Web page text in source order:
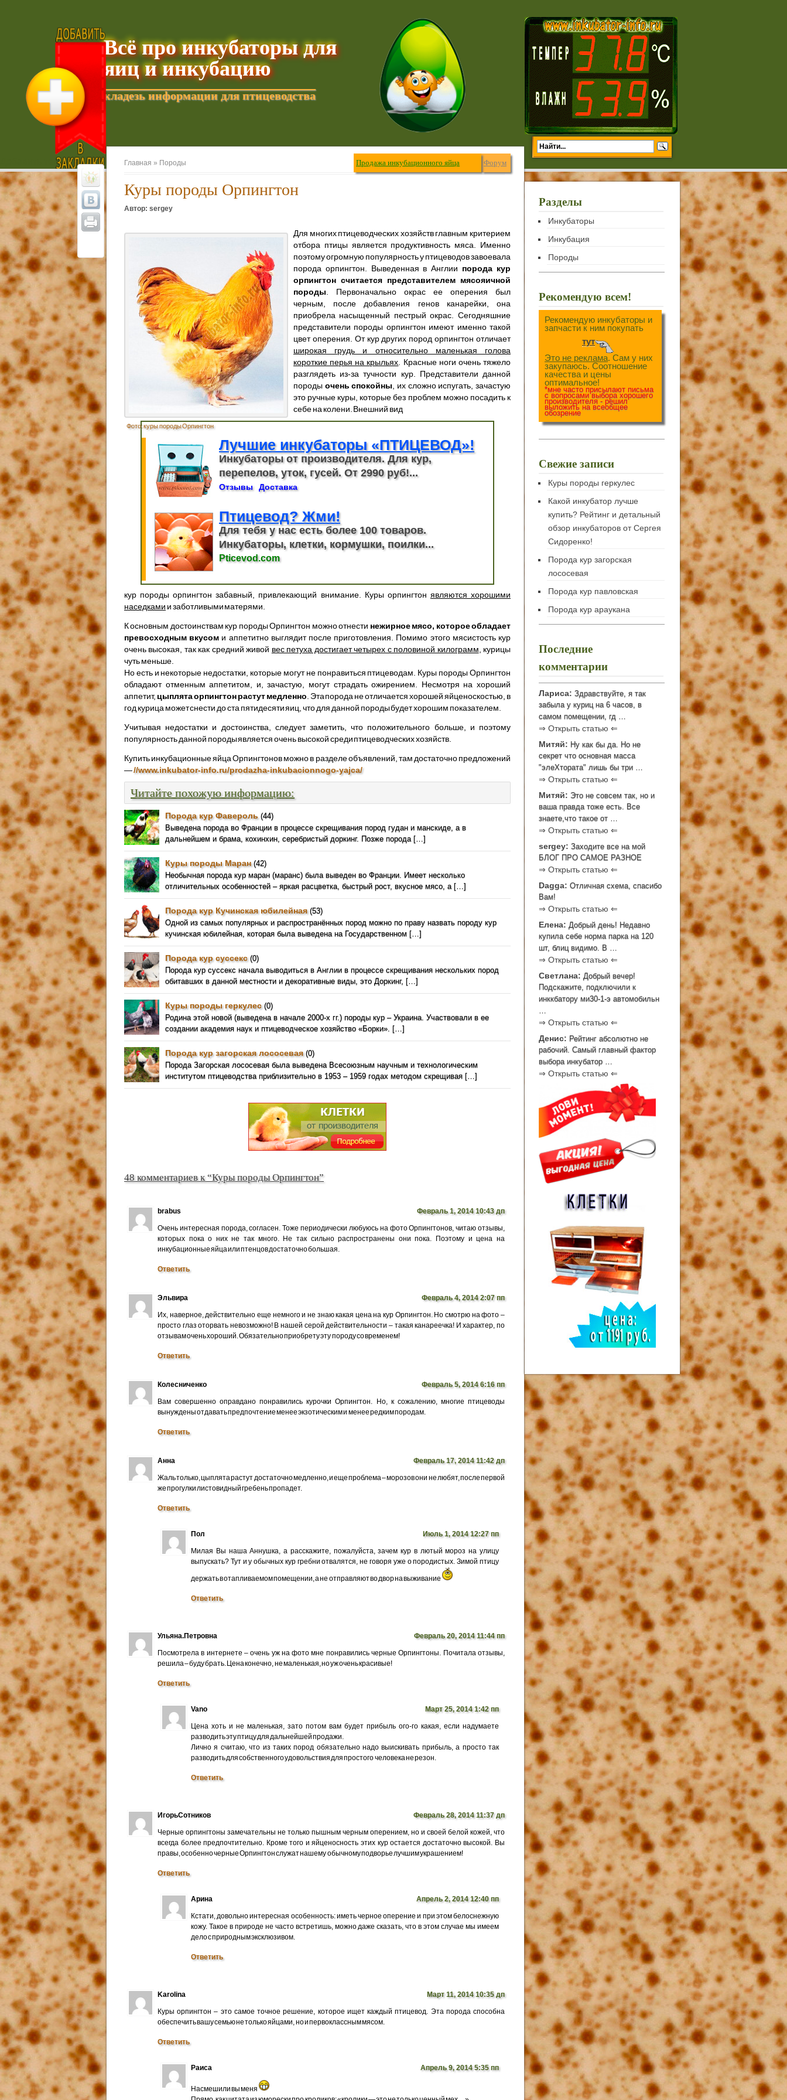
Всё про инкубаторы для
яиц и инкубацию
кладезь информации для птицеводства
Добавить текущую страницу в Избранное Форум
Продажа инкубационного яйца
Главная » Породы
Куры породы Орпингтон
Автор: sergey
Фото: куры породы Орпингтон
Для многих птицеводческих хозяйств главным критерием
отбора птицы является продуктивность мяса. Именно
поэтому огромную популярность у птицеводов завоевала
порода орпингтон. Выведенная в Англии порода кур
орпингтон считается представителем мясояичной
породы . Первоначально окрас ее оперения был
черным, после добавления генов канарейки, она
приобрела насыщенный пестрый окрас. Сегодняшние
представители породы орпингтон имеют именно такой
цвет оперения. От кур других пород орпингтон отличает
широкая грудь и относительно маленькая голова
короткие перья на крыльях . Красные ноги очень тяжело
разглядеть из-за тучности кур. Представители данной
породы очень спокойны , их сложно испугать, зачастую
это ручные куры, которые без проблем можно посадить к
себе на колени. Внешний вид
Лучшие инкубаторы «ПТИЦЕВОД»!
Инкубаторы от производителя. Для кур,
перепелов, уток, гусей. От 2990 руб!...
Отзывы Доставка
Птицевод? Жми!
Для тебя у нас есть более 100 товаров.
Инкубаторы, клетки, кормушки, поилки...
Pticevod.com
кур породы орпингтон забавный, привлекающий внимание. Куры орпингтон являются хорошими
наседками и заботливыми матерями.
К основным достоинствам кур породы Орпингтон можно отнести нежирное мясо, которое обладает
превосходным вкусом и аппетитно выглядит после приготовления. Помимо этого мясистость кур
очень высокая, так как средний живой вес петуха достигает четырех с половиной килограмм , курицы
чуть меньше.
Но есть и некоторые недостатки, которые могут не понравиться птицеводам. Куры породы Орпингтон
обладают отменным аппетитом, и, зачастую, могут страдать ожирением. Несмотря на хороший
аппетит, цыплята орпингтон растут медленно . Эта порода не отличается хорошей яйценоскостью, в
год курица может снести до ста пятидесяти яиц, что для данной породы будет хорошим показателем.
Учитывая недостатки и достоинства, следует заметить, что положительного больше, и поэтому
популярность данной породы является очень высокой среди птицеводческих хозяйств.
Купить инкубационные яйца Орпингтонов можно в разделе объявлений, там достаточно предложений
—//www.inkubator-info.ru/prodazha-inkubacionnogo-yajca/
Читайте похожую информацию:
Порода кур Фавероль(44)
Выведена порода во Франции в процессе скрещивания пород гудан и манскиде, а в
дальнейшем и брама, кохинхин, серебристый доркинг. Позже порода […]
Куры породы Маран(42)
Необычная порода кур маран (маранс) была выведен во Франции. Имеет несколько
отличительных особенностей – яркая расцветка, быстрый рост, вкусное мясо, а […]
Порода кур Кучинская юбилейная(53)
Одной из самых популярных и распространённых пород можно по праву назвать породу кур
кучинская юбилейная, которая была выведена на Государственном […]
Порода кур суссекс(0)
Порода кур суссекс начала выводиться в Англии в процессе скрещивания нескольких пород
обитавших в данной местности и декоративные виды, это Доркинг, […]
Куры породы геркулес(0)
Родина этой новой (выведена в начале 2000-х гг.) породы кур – Украина. Участвовали в ее
создании академия наук и птицеводческое хозяйство «Борки». […]
Порода кур загорская лососевая(0)
Порода Загорская лососевая была выведена Всесоюзным научным и технологическим
институтом птицеводства приблизительно в 1953 – 1959 годах методом скрещивая […]
48 комментариев к “Куры породы Орпингтон”
brabus Февраль 1, 2014 10:43 дп
Очень интересная порода, согласен. Тоже периодически любуюсь на фото Орпингтонов, читаю отзывы,
которых пока о них не так много. Не так сильно распространены они пока. Поэтому и цена на
инкубационные яйца или птенцов достаточно большая.
Ответить
Эльвира Февраль 4, 2014 2:07 пп
Их, наверное, действительно еще немного и не знаю какая цена на кур Орпингтон. Но смотрю на фото –
просто глаз оторвать невозможно! В нашей серой действительности – такая канареечка! И характер, по
отзывам очень хороший. Обязательно приобрету эту породу со временем!
Ответить
Колесниченко Февраль 5, 2014 6:16 пп
Вам совершенно оправдано понравились курочки Орпингтон. Но, к сожалению, многие птицеводы
вынуждены отдавать предпочтение менее экзотическим и менее редким породам.
Ответить
Анна Февраль 17, 2014 11:42 дп
Жаль только, цыплята растут достаточно медленно, и еще проблема – морозов они не любят, после первой
же прогулки листовидный гребень пропадет.
Ответить
Пол Июль 1, 2014 12:27 пп
Милая Вы наша Аннушка, а расскажите, пожалуйста, зачем кур в лютый мороз на улицу
выпускать? Тут и у обычных кур гребни отвалятся, не говоря уже о породистых. Зимой птицу
держать в отапливаемом помещении, а не отправляют во двор на выживание
Ответить
Ульяна.Петровна Февраль 20, 2014 11:44 пп
Посмотрела в интернете – очень уж на фото мне понравились черные Орпингтоны. Почитала отзывы,
решила – буду брать. Цена конечно, не маленькая, но уж очень красивые!
Ответить
Vano Март 25, 2014 1:42 пп
Цена хоть и не маленькая, зато потом вам будет прибыль ого-го какая, если надумаете
разводить эту птицу для дальнейшей продажи.
Лично я считаю, что из таких пород обязательно надо выискивать прибыль, а просто так
разводить для собственного удовольствия для простого человека не резон.
Ответить
ИгорьСотников Февраль 28, 2014 11:37 дп
Черные орпингтоны замечательны не только пышным черным оперением, но и своей белой кожей, что
всегда более предпочтительно. Кроме того и яйценосность этих кур остается достаточно высокой. Вы
правы, особенно черные Орпингтон служат нашему обычному подворье лучшим украшением!
Ответить
Арина Апрель 2, 2014 12:40 пп
Кстати, довольно интересная особенность: иметь черное оперение и при этом белоснежную
кожу. Такое в природе не часто встретишь, можно даже сказать, что в этом случае мы имеем
дело с природным эксклюзивом.
Ответить
Karolina Март 11, 2014 10:35 дп
Куры орпингтон – это самое точное решение, которое ищет каждый птицевод. Эта порода способна
обеспечить вашу семью не только яйцами, но и первоклассным мясом.
Ответить
Раиса Апрель 9, 2014 5:35 пп
Насмешили вы меня
Разделы
Инкубаторы
Инкубация
Породы
Рекомендую всем!
Рекомендую инкубаторы и
запчасти к ним покупать
тут
Это не реклама. Сам у них
закупаюсь. Соотношение
качества и цены
оптимальное!
*мне часто присылают письма
с вопросами выбора хорошего
производителя - решил
выложить на всеобщее
обозрение
Свежие записи
Куры породы геркулес
Какой инкубатор лучше
купить? Рейтинг и детальный
обзор инкубаторов от Сергея
Сидоренко!
Порода кур загорская
лососевая
Порода кур павловская
Порода кур араукана
Последние
комментарии
Лариса: Здравствуйте, я так
забыла у куриц на 6 часов, в
самом помещении, гд …
⇒ Открыть статью ⇐
Митяй: Ну как бы да. Но не
секрет что основная масса
"элеХтората" лишь бы три …
⇒ Открыть статью ⇐
Митяй: Это не совсем так, но и
ваша правда тоже есть. Все
знаете,что такое от …
⇒ Открыть статью ⇐
sergey: Заходите все на мой
БЛОГ ПРО САМОЕ РАЗНОЕ
⇒ Открыть статью ⇐
Dagga: Отличная схема, спасибо
Вам!
⇒ Открыть статью ⇐
Елена: Добрый день! Недавно
купила себе норма парка на 120
шт, блиц видимо. В …
⇒ Открыть статью ⇐
Светлана: Добрый вечер!
Подскажите, подключили к
инккбатору ми30-1-э автомобильн
…
⇒ Открыть статью ⇐
Денис: Рейтинг абсолютно не
рабочий. Самый главный фактор
выбора инкубатор …
⇒ Открыть статью ⇐